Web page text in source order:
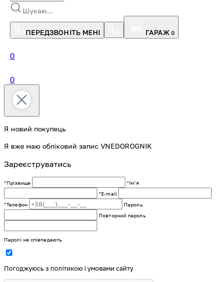
ПЕРЕДЗВОНІТЬ МЕНІ ГАРАЖ 0
0
0
Я новий покупець
Я вже маю обліковий запис VNEDOROGNIK
Зареєструватись
*Прізвище
*Імʼя
*E-mail
*Телефон
Пароль
Повторний пароль
Паролі не співпадають
Погоджуюсь з політикою і умовами сайту